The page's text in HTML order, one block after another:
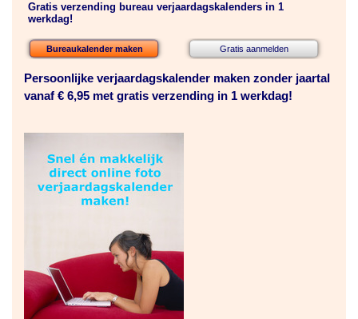
Gratis verzending bureau verjaardagskalenders in 1
werkdag!
Bureaukalender maken Gratis aanmelden
Persoonlijke verjaardagskalender maken zonder jaartal
vanaf € 6,95 met gratis verzending in 1 werkdag!